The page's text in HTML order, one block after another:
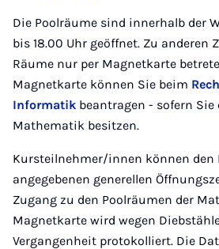
Die Poolräume sind innerhalb der
bis 18.00 Uhr geöffnet. Zu anderen
Räume nur per Magnetkarte
Magnetkarte können Sie beim
Informatik beantragen - sofern
Mathematik besitzen.
Kursteilnehmer/innen können den
angegebenen generellen
Zugang zu den Poolräumen der
Magnetkarte wird wegen
Vergangenheit protokolliert. Die